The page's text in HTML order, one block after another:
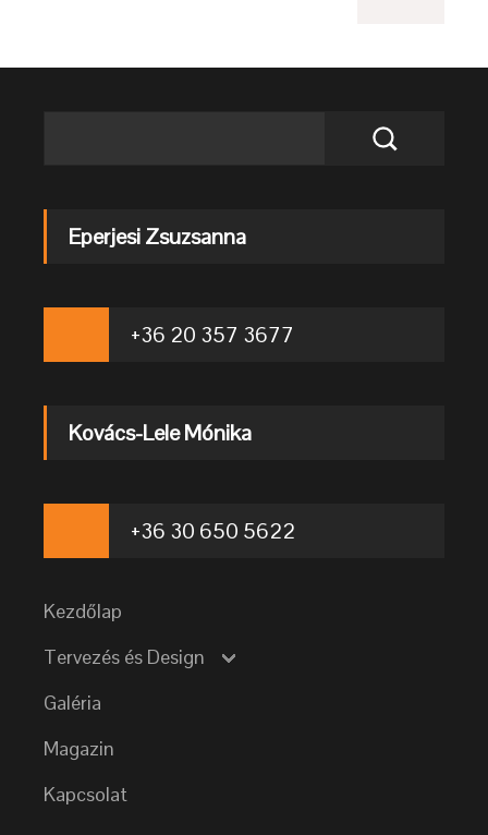
Eperjesi Zsuzsanna
+36 20 357 3677
Kovács-Lele Mónika
+36 30 650 5622
Kezdőlap
Tervezés és Design
Galéria
Magazin
Kapcsolat